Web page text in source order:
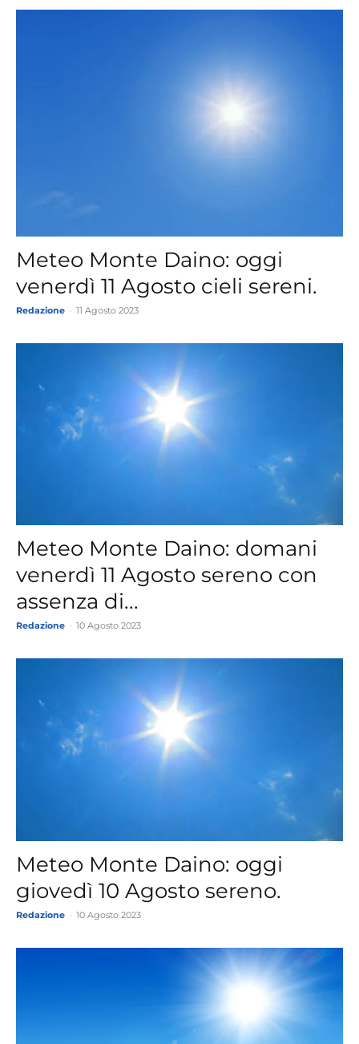
Meteo Monte Daino: oggi
venerdì 11 Agosto cieli sereni.
Redazione 11 Agosto 2023
Meteo Monte Daino: domani
venerdì 11 Agosto sereno con
assenza di...
Redazione 10 Agosto 2023
Meteo Monte Daino: oggi
giovedì 10 Agosto sereno.
Redazione 10 Agosto 2023